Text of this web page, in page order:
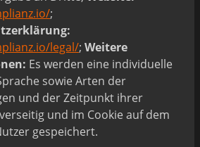
;
legal/; Weitere
Es werden eine individuelle
sowie Arten der
und der Zeitpunkt ihrer
und im Cookie auf dem
gespeichert.